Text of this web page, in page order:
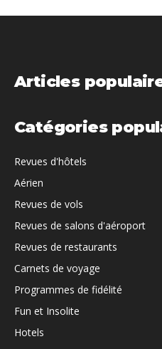
Articles
Catégories
Revues d'hôtels
Aérien
Revues de vols
Revues de salons d'aéroport
Revues de restaurants
Carnets de voyage
Programmes de fidélité
Fun et Insolite
Hotels